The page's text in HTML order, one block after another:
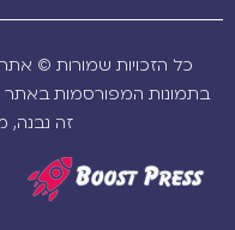
כל הזכויות שמורות ©
בתמונות המפורסמות
זה נבנה,